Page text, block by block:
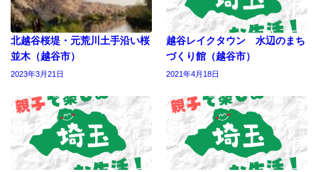
北越谷桜堤・元荒川土手沿い桜
並木（越谷市）
2023年3月21日
越谷レイクタウン 水辺のまち
づくり館（越谷市）
2021年4月18日